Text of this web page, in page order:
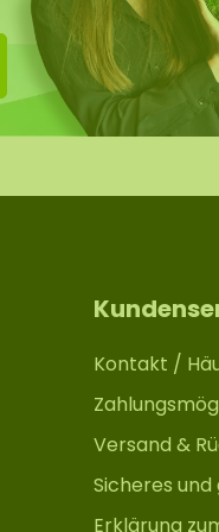
der Gegenstand
Gewicht
Kontakt /
Versand &
Sicheres
Erklärung